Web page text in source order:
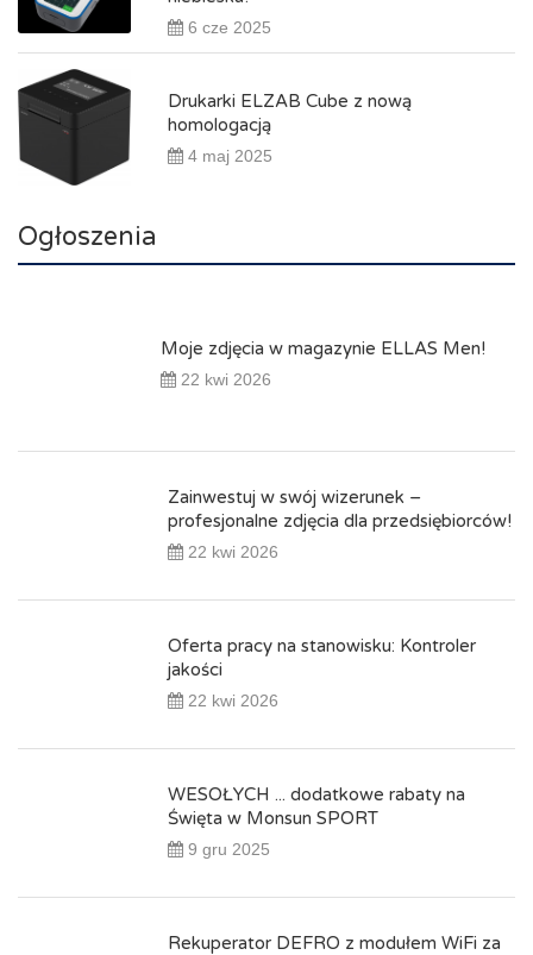
6 cze 2025
Drukarki ELZAB Cube z nową
homologacją
4 maj 2025
Ogłoszenia
Moje zdjęcia w magazynie ELLAS Men!
22 kwi 2026
Zainwestuj w swój wizerunek –
profesjonalne zdjęcia dla przedsiębiorców!
22 kwi 2026
Oferta pracy na stanowisku: Kontroler
jakości
22 kwi 2026
WESOŁYCH ... dodatkowe rabaty na
Święta w Monsun SPORT
9 gru 2025
Rekuperator DEFRO z modułem WiFi za